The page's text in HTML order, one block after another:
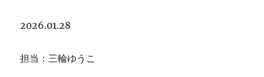
2026.01.28
担当：三輪ゆうこ